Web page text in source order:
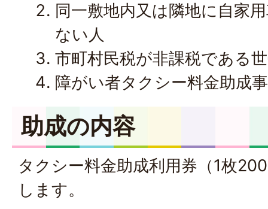
同一敷地内又は隣地に自家
ない人
市町村民税が非課税である
障がい者タクシー料金助成
助成の内容
タクシー料金助成利用券（1枚
します。